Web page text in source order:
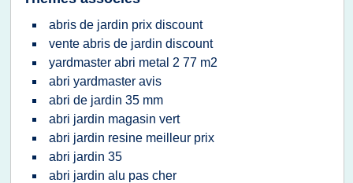
abris de jardin prix discount
vente abris de jardin discount
yardmaster abri metal 2 77 m2
abri yardmaster avis
abri de jardin 35 mm
abri jardin magasin vert
abri jardin resine meilleur prix
abri jardin 35
abri jardin alu pas cher